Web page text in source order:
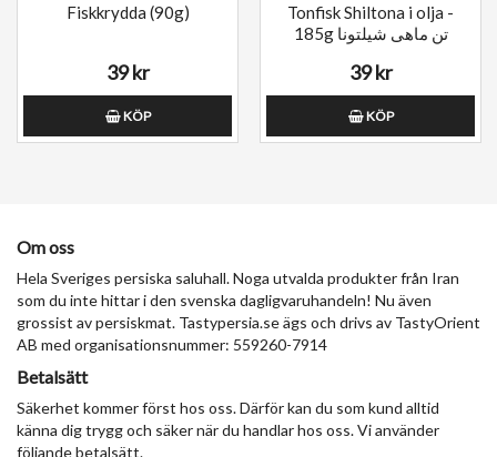
Fiskkrydda (90g)
39 kr
KÖP
Tonfisk Shiltona i olja -
185g تن ماهی شیلتونا
39 kr
KÖP
Om oss
Hela Sveriges persiska saluhall. Noga utvalda produkter från Iran
som du inte hittar i den svenska dagligvaruhandeln! Nu även
grossist av persiskmat. Tastypersia.se ägs och drivs av TastyOrient
AB med organisationsnummer: 559260-7914
Betalsätt
Säkerhet kommer först hos oss. Därför kan du som kund alltid
känna dig trygg och säker när du handlar hos oss. Vi använder
följande betalsätt.